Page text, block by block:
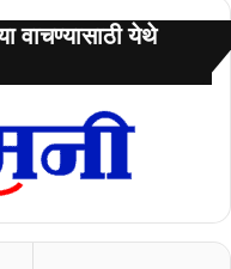
वाचण्यासाठी येथे